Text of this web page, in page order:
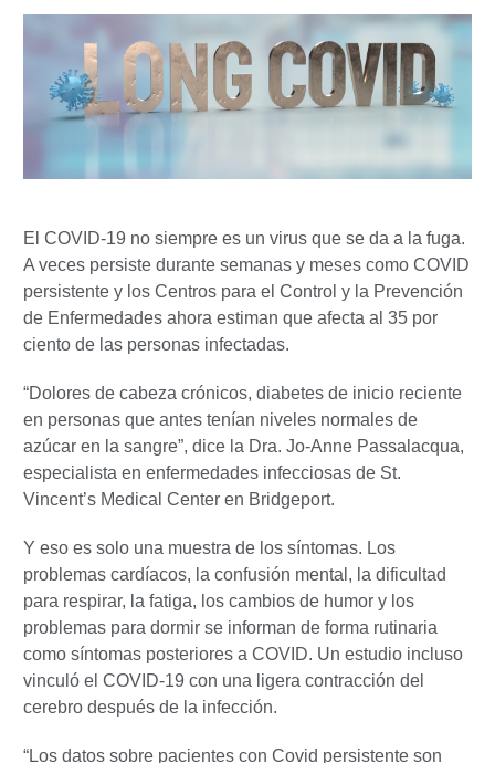
El COVID-19 no siempre es un virus que se da a la fuga.
A veces persiste durante semanas y meses como COVID
persistente y los Centros para el Control y la Prevención
de Enfermedades ahora estiman que afecta al 35 por
ciento de las personas infectadas.
“Dolores de cabeza crónicos, diabetes de inicio reciente
en personas que antes tenían niveles normales de
azúcar en la sangre”, dice la Dra. Jo-Anne Passalacqua,
especialista en enfermedades infecciosas de St.
Vincent’s Medical Center en Bridgeport.
Y eso es solo una muestra de los síntomas. Los
problemas cardíacos, la confusión mental, la dificultad
para respirar, la fatiga, los cambios de humor y los
problemas para dormir se informan de forma rutinaria
como síntomas posteriores a COVID. Un estudio incluso
vinculó el COVID-19 con una ligera contracción del
cerebro después de la infección.
“Los datos sobre pacientes con Covid persistente son